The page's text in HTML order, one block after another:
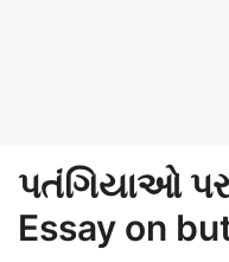
પતંગિયાઓ
Essay on